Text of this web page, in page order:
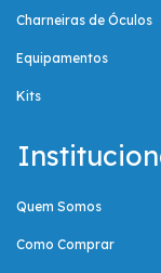
Charneiras de Óculos
Equipamentos
Kits
Quem Somos
Como Comprar